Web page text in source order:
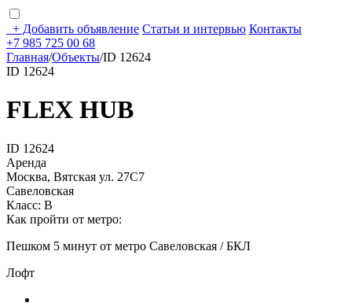
+ Добавить объявление Статьи и интервью Контакты
+7 985 725 00 68
Главная/Объекты/ID 12624
ID 12624
FLEX HUB
ID 12624
Аренда
Москва, Вятская ул. 27С7
Савеловская
Класс: В
Как пройти от метро:
Пешком 5 минут от метро Савеловская / БКЛ
Лофт